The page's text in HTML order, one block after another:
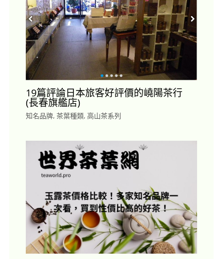
19篇評論日本旅客好評價的嶢陽茶行
(長春旗艦店)
知名品牌, 茶葉種類, 高山茶系列